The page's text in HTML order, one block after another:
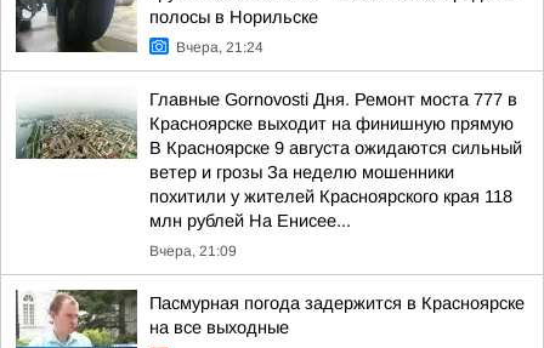
полосы в Норильске
Вчера, 21:24
Главные Gornovosti Дня. Ремонт моста 777 в
Красноярске выходит на финишную прямую
В Красноярске 9 августа ожидаются сильный
ветер и грозы За неделю мошенники
похитили у жителей Красноярского края 118
млн рублей На Енисее...
Вчера, 21:09
Пасмурная погода задержится в Красноярске
на все выходные